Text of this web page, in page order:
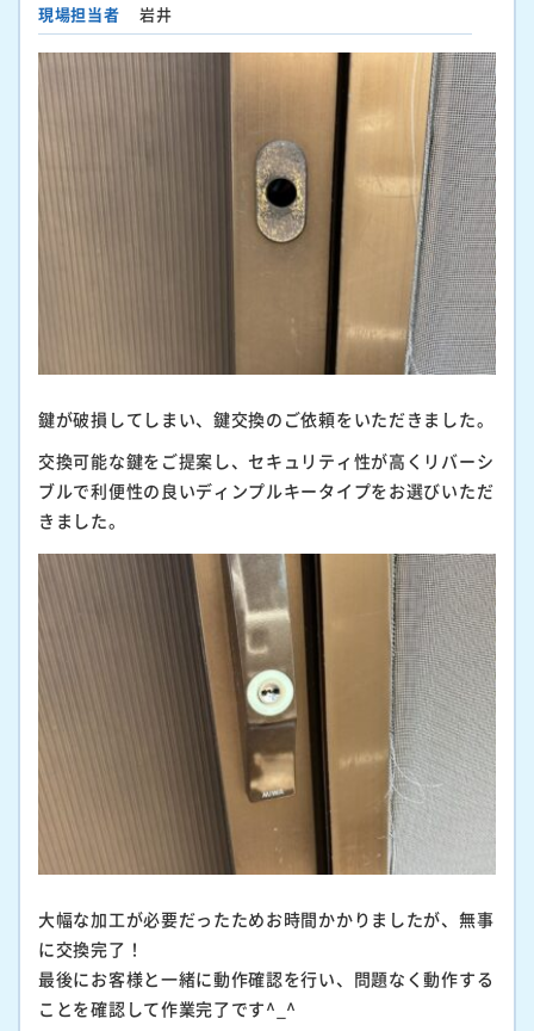
現場担当者
岩井
鍵が破損してしまい、鍵交換のご依頼をいただきました。
交換可能な鍵をご提案し、セキュリティ性が高くリバーシ
ブルで利便性の良いディンプルキータイプをお選びいただ
きました。
大幅な加工が必要だったためお時間かかりましたが、無事
に交換完了！
最後にお客様と一緒に動作確認を行い、問題なく動作する
ことを確認して作業完了です^_^